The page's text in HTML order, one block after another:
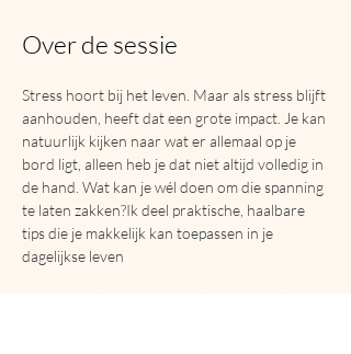
Over de sessie
Stress hoort bij het leven. Maar als stress blijft
aanhouden, heeft dat een grote impact. Je kan
natuurlijk kijken naar wat er allemaal op je
bord ligt, alleen heb je dat niet altijd volledig in
de hand. Wat kan je wél doen om die spanning
te laten zakken?Ik deel praktische, haalbare
tips die je makkelijk kan toepassen in je
dagelijkse leven
Kristien Smet | Cauwerburg 304 | 9140 Temse |